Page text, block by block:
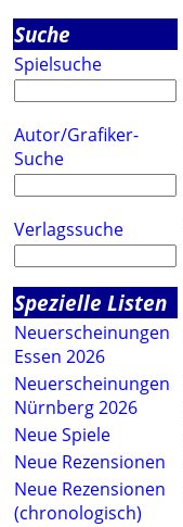
Suche
Spielsuche
Autor/Grafiker-
Suche
Verlagssuche
Spezielle Listen
Neuerscheinungen
Essen 2026
Neuerscheinungen
Nürnberg 2026
Neue Spiele
Neue Rezensionen
Neue Rezensionen
(chronologisch)